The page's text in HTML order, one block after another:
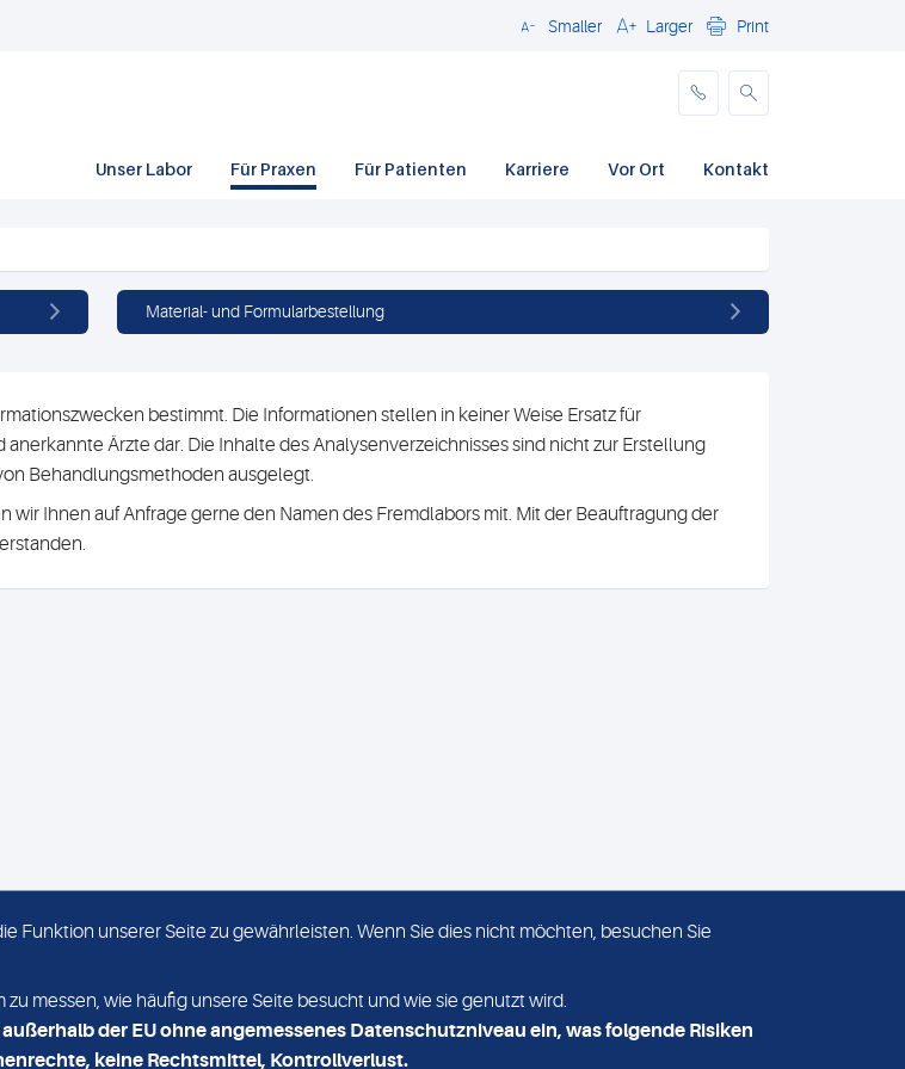
SchließenSmaller Larger Print
Unser Labor Für Praxen Für Patienten Karriere Vor Ort Kontakt
Material- und Formularbestellung
bestimmt. Die Informationen stellen in keiner Weise Ersatz für
Ärzte dar. Die Inhalte des Analysenverzeichnisses sind nicht zur Erstellung
Behandlungsmethoden ausgelegt.
Ihnen auf Anfrage gerne den Namen des Fremdlabors mit. Mit der Beauftragung der
MVZ Medizinisches Labor
Nord MLN GmbH
Funktion unserer Seite zu gewährleisten. Wenn Sie dies nicht möchten, besuchen Sie
messen, wie häufig unsere Seite besucht und wie sie genutzt wird.
der EU ohne angemessenes Datenschutzniveau ein, was folgende Risiken
keine Rechtsmittel, Kontrollverlust.